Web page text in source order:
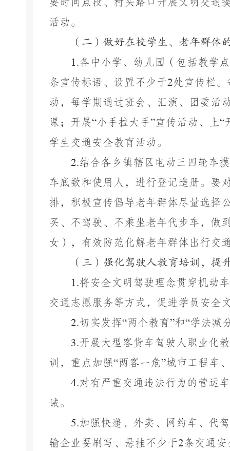
活动。
（二）做好在校学生、老年群体
1.各中小学、幼儿园（包括教学
条宣传标语、设置不少于2处宣传栏
动，每学期通过班会、汇演、团委活
课；开展“小手拉大手”宣传活动、上“
学生交通安全教育活动。
2.结合各乡镇辖区电动三四轮车
车底数和使用人，进行登记造册。要
排，积极宣传倡导老年群体尽量选择
买、不驾驶、不乘坐老年代步车，做
女），有效防范化解老年群体出行交
（三）强化驾驶人教育培训，提
1.将安全文明驾驶理念贯穿机动
交通志愿服务等方式，促进学员安全
2.切实发挥“两个教育”和“学法减
3.开展大型客货车驾驶人职业化
训，重点加强“两客一危”城市工程车
4.对有严重交通违法行为的营运
诫。
5.加强快递、外卖、网约车、代
输企业要刷写、悬挂不少于2条交通